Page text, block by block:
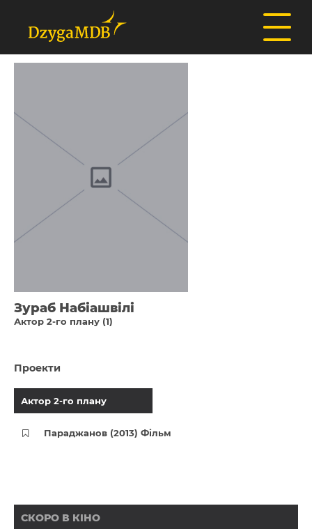
Зураб Набіашвілі
Актор 2-го плану (1)
Проекти
Актор 2-го плану
Параджанов (2013) Фільм
СКОРО В КІНО